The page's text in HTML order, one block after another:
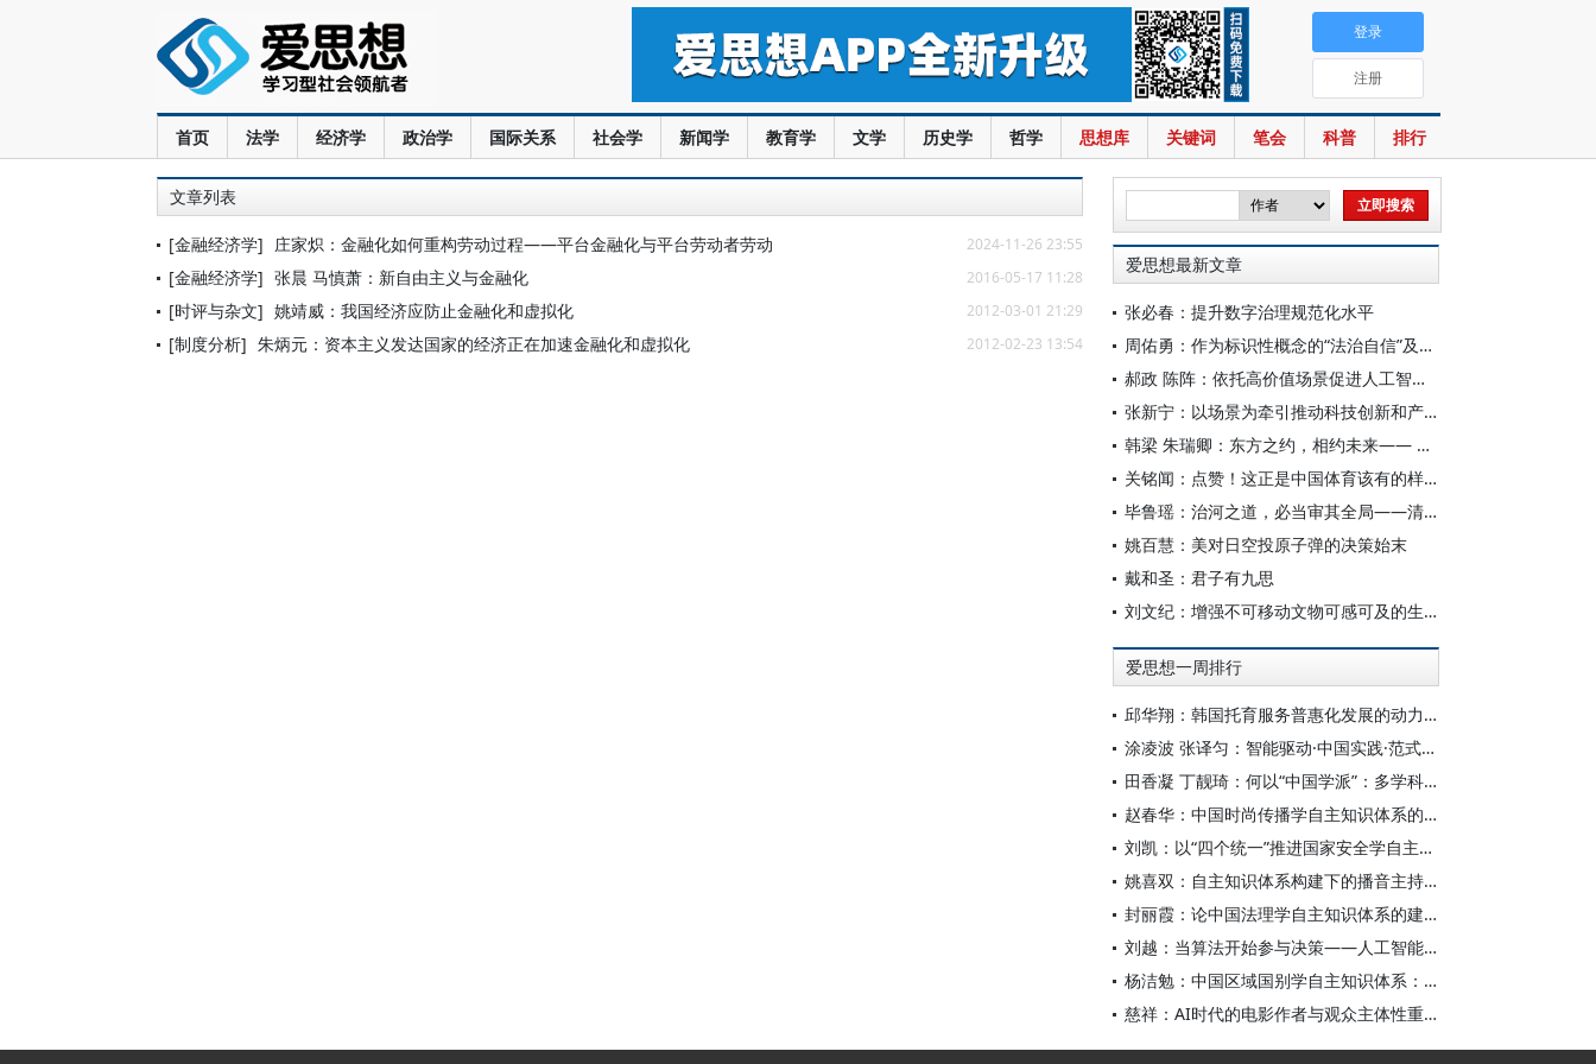
首页 法学 经济学 政治学 国际关系 社会学 新闻学 教育学 文学 历史学 哲学 思想库 关键词 笔会 科普 排行
登录
注册
文章列表
[金融经济学] 庄家炽：金融化如何重构劳动过程——平台金融化与平台劳动者劳动 2024-11-26 23:55
[金融经济学] 张晨 马慎萧：新自由主义与金融化 2016-05-17 11:28
[时评与杂文] 姚靖威：我国经济应防止金融化和虚拟化 2012-03-01 21:29
[制度分析] 朱炳元：资本主义发达国家的经济正在加速金融化和虚拟化 2012-02-23 13:54
爱思想最新文章
张必春：提升数字治理规范化水平
周佑勇：作为标识性概念的“法治自信”及其时代意蕴
郝政 陈阵：依托高价值场景促进人工智能高质量数据集建设
张新宁：以场景为牵引推动科技创新和产业创新深度融合
韩梁 朱瑞卿：东方之约，相约未来—— 中国元首外交的世界情怀与大国气派
关铭闻：点赞！这正是中国体育该有的样子
毕鲁瑶：治河之道，必当审其全局——清代靳辅的治水理念与实践
姚百慧：美对日空投原子弹的决策始末
戴和圣：君子有九思
刘文纪：增强不可移动文物可感可及的生命力
爱思想一周排行
邱华翔：韩国托育服务普惠化发展的动力机制、制度路径与政策效应
涂凌波 张译匀：智能驱动·中国实践·范式创新：“构建中国新闻传播学自主知识体系”专题研讨会综述
田香凝 丁靓琦：何以“中国学派”：多学科视野下中国特色新闻传播学建设的研究
赵春华：中国时尚传播学自主知识体系的内在逻辑与实践路径
刘凯：以“四个统一”推进国家安全学自主知识体系构建
姚喜双：自主知识体系构建下的播音主持高等专业教育研究
封丽霞：论中国法理学自主知识体系的建构
刘越：当算法开始参与决策——人工智能重塑全球治理的底层逻辑
杨洁勉：中国区域国别学自主知识体系：本原、借鉴和建构
慈祥：AI时代的电影作者与观众主体性重构